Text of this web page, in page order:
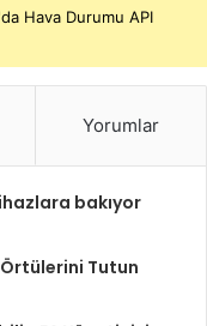
Hava Durumu API
Yorumlar
bakıyor
Tutun